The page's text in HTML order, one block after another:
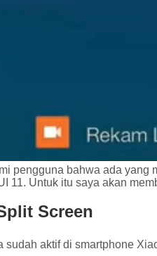
pengguna bahwa ada
11. Untuk itu saya akan
Screen
sudah aktif di smartphone